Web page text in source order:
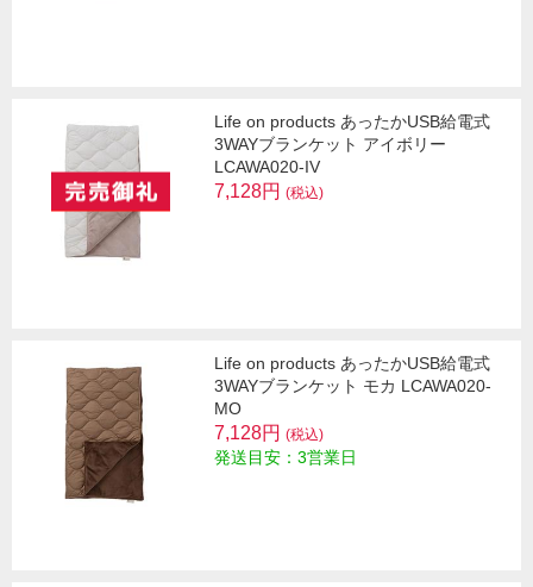
Life on products あったかUSB給電式
3WAYブランケット アイボリー
LCAWA020-IV
7,128円 (税込)
Life on products あったかUSB給電式
3WAYブランケット モカ LCAWA020-
MO
7,128円 (税込)
発送目安：3営業日